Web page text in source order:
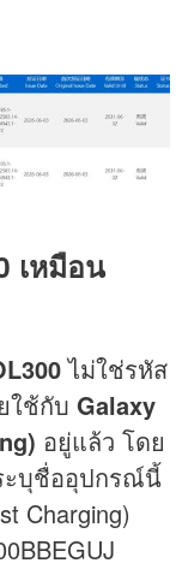
เหมือน
ไม่ใช่รหัส
ใช้กับ Galaxy
อยู่แล้ว โดย
ะบุชื่ออุปกรณ์นี้
Charging)